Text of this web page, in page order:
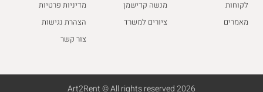
לקוחות
מאמרים
מנשה קדישמן
ציורים למשרד
מדיניות פרטיות
הצהרת נגישות
צור קשר
2026 Art2Rent © All rights reserved